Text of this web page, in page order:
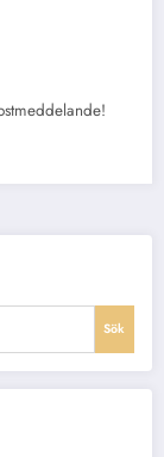
Sök